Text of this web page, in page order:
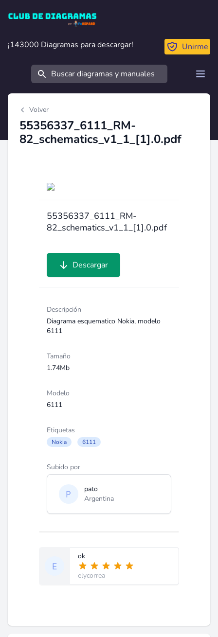
Club de Diagramas
¡143000 Diagramas para descargar!
¡143000 Diagramas para descargar! Unirme
Buscar
Volver
55356337_6111_RM-
82_schematics_v1_1_[1].0.pdf
55356337_6111_RM-
82_schematics_v1_1_[1].0.pdf
Descargar
Descripción
Diagrama esquematico Nokia, modelo
6111
Tamaño
1.74Mb
Modelo
6111
Etiquetas
Nokia 6111
Subido por
pato
Argentina
ok
elycorrea